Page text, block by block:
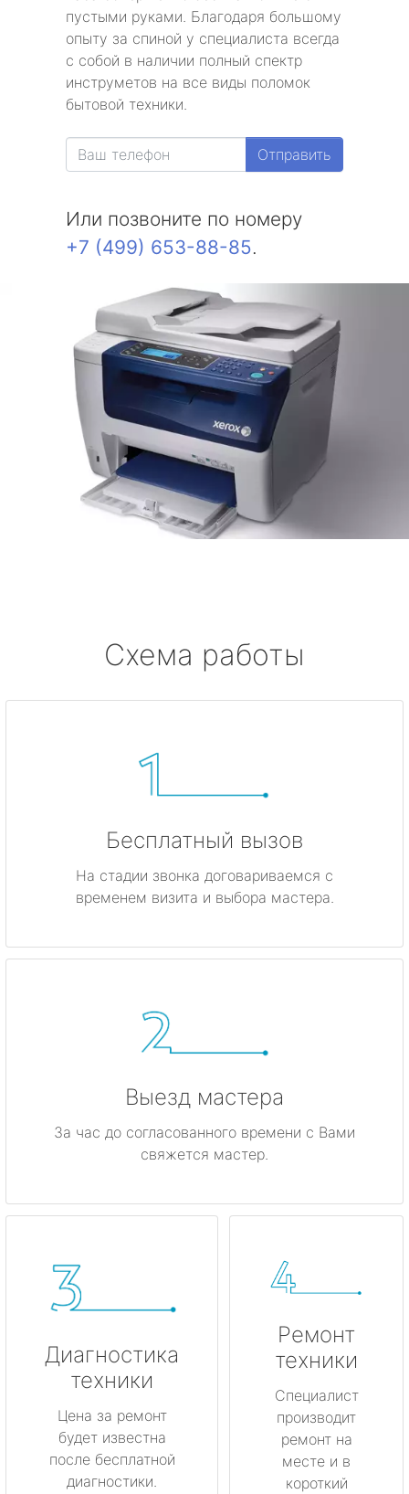
пустыми руками. Благодаря большому
опыту за спиной у специалиста всегда
с собой в наличии полный спектр
инструметов на все виды поломок
бытовой техники.
Отправить
Или позвоните по номеру
+7 (499) 653-88-85.
Схема работы
Бесплатный вызов
На стадии звонка договариваемся с
временем визита и выбора мастера.
Выезд мастера
За час до согласованного времени с Вами
свяжется мастер.
Диагностика
техники
Цена за ремонт
будет известна
после бесплатной
диагностики.
Ремонт
техники
Специалист
производит
ремонт на
месте и в
короткий